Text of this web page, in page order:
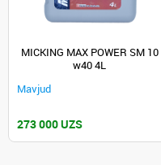
MICKING MAX POWER SM 10
w40 4L
Mavjud
273 000 UZS